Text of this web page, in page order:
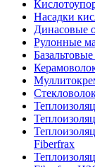
Насадки
Динасовые
Рулонные
Fiberfrax